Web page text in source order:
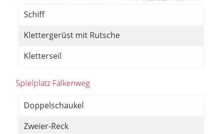
Schiff
Klettergerüst mit Rutsche
Kletterseil
Spielplatz Falkenweg
Doppelschaukel
Zweier-Reck